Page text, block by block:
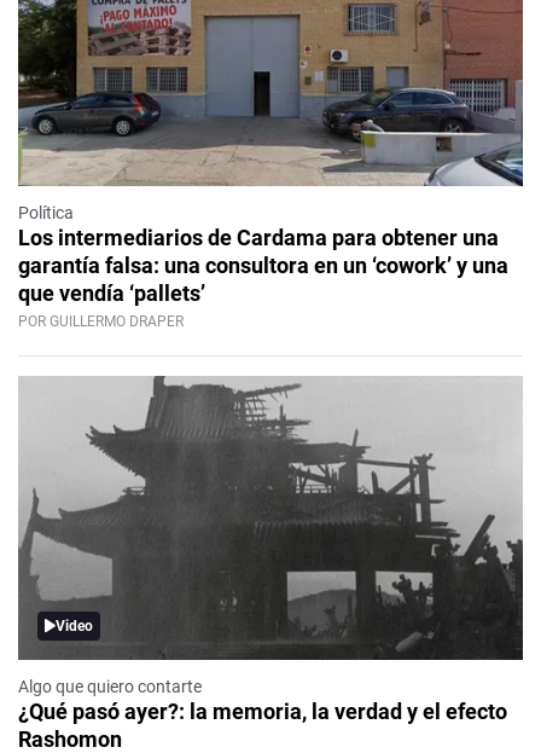
Política
Los intermediarios de Cardama para obtener una
garantía falsa: una consultora en un ‘cowork’ y una
que vendía ‘pallets’
POR GUILLERMO DRAPER
Video
Algo que quiero contarte
¿Qué pasó ayer?: la memoria, la verdad y el efecto
Rashomon